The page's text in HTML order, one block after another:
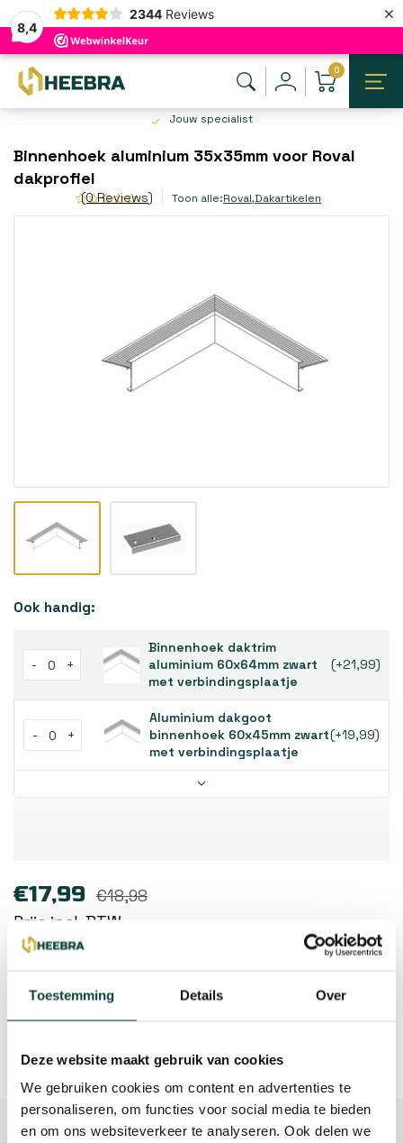
Toestemming Details Over
Deze website maakt gebruik van cookies
We gebruiken cookies om content en advertenties te
personaliseren, om functies voor social media te bieden
en om ons websiteverkeer te analyseren. Ook delen we
8,4
2344 Reviews ×
0
Jouw specialist
Binnenhoek aluminium 35x35mm voor Roval
dakprofiel
(0 Reviews) Toon alle:Roval,Dakartikelen
Ook handig:
- +
Binnenhoek daktrim
aluminium 60x64mm zwart
met verbindingsplaatje
(+21,99)
- +
Aluminium dakgoot
binnenhoek 60x45mm zwart
met verbindingsplaatje
(+19,99)
€17,99 €18,98
Prijs incl. BTW
Verzendkosten:
€7,95
Beschrijving